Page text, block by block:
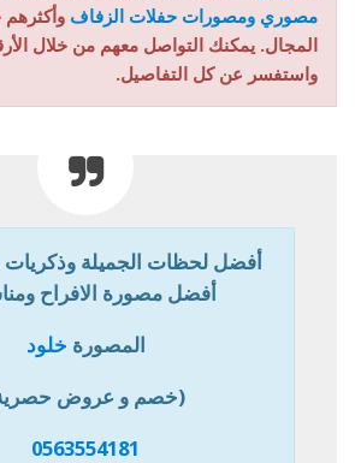
مصوري ومصورات حفلات الزفاف
المجال. يمكنك التواصل معهم من خلال
واستفسر عن كل التفاصيل.
أفضل لحظات الجميلة وذكريات
أفضل مصورة الافراح
المصورة خلود
(خصم و عروض
0563554181